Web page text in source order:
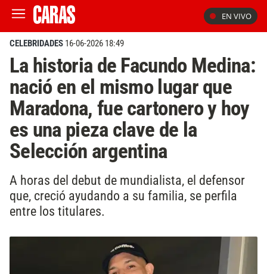
EN VIVO
CELEBRIDADES 16-06-2026 18:49
La historia de Facundo Medina:
nació en el mismo lugar que
Maradona, fue cartonero y hoy
es una pieza clave de la
Selección argentina
A horas del debut de mundialista, el defensor
que, creció ayudando a su familia, se perfila
entre los titulares.